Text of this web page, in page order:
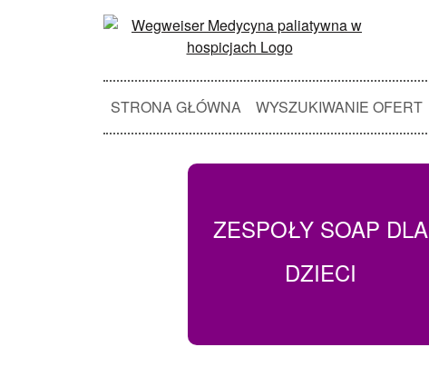
STRONA GŁÓWNA WYSZUKIWANIE OFERT
ZESPOŁY SOAP DLA
DZIECI